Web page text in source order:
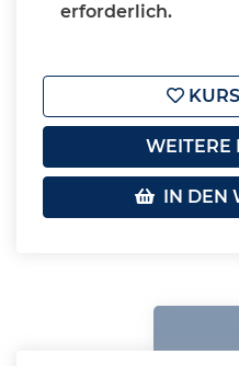
erforderlich.
WEITERE
IN DEN